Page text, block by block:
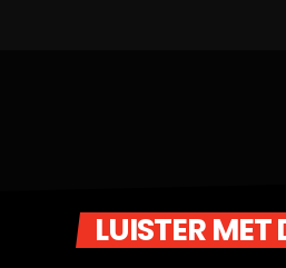
LUISTER MET